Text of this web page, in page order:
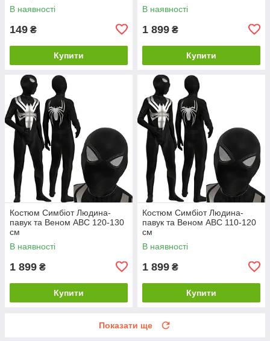
В наявності
149 ₴
Купити
В наявності
1 899 ₴
Купити
Костюм Симбіот Людина-
павук та Веном ABC 120-130
см
В наявності
1 899 ₴
Купити
Костюм Симбіот Людина-
павук та Веном ABC 110-120
см
В наявності
1 899 ₴
Купити
Показати ще